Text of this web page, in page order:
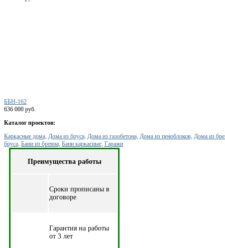
ББН-162
636 000 руб.
Каталог проектов:
Каркасные дома, Дома из бруса, Дома из газобетона, Дома из пеноблоков, Дома из
бруса, Бани из бревна, Бани каркасные, Гаражи
Преимущества работы
Cроки прописаны в
договоре
Гарантия на работы
от 3 лет